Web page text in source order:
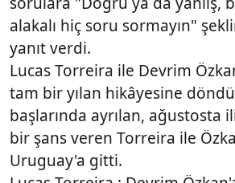
alakalı hiç soru sormayın"
yanıt verdi.
Lucas Torreira ile Devrim
tam bir yılan hikâyesine
başlarında ayrılan, ağustosta
bir şans veren Torreira ile
Uruguay'a gitti.